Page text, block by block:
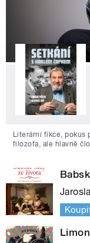
Literární fikce, pokus
filozofa, ale hlavně